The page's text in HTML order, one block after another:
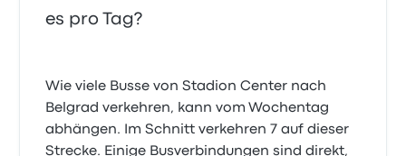
es pro Tag?
Wie viele Busse von Stadion Center nach
Belgrad verkehren, kann vom Wochentag
abhängen. Im Schnitt verkehren 7 auf dieser
Strecke. Einige Busverbindungen sind direkt,